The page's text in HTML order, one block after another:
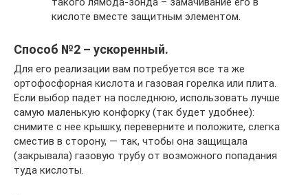
кислоте вместе защитным элементом.
Способ №2 – ускоренный.
Для его реализации вам потребуется все та же
ортофосфорная кислота и газовая горелка или плита.
Если выбор падет на последнюю, использовать лучше
самую маленькую конфорку (так будет удобнее):
снимите с нее крышку, переверните и положите, слегка
сместив в сторону, — так, чтобы она защищала
(закрывала) газовую трубу от возможного попадания
туда кислоты.